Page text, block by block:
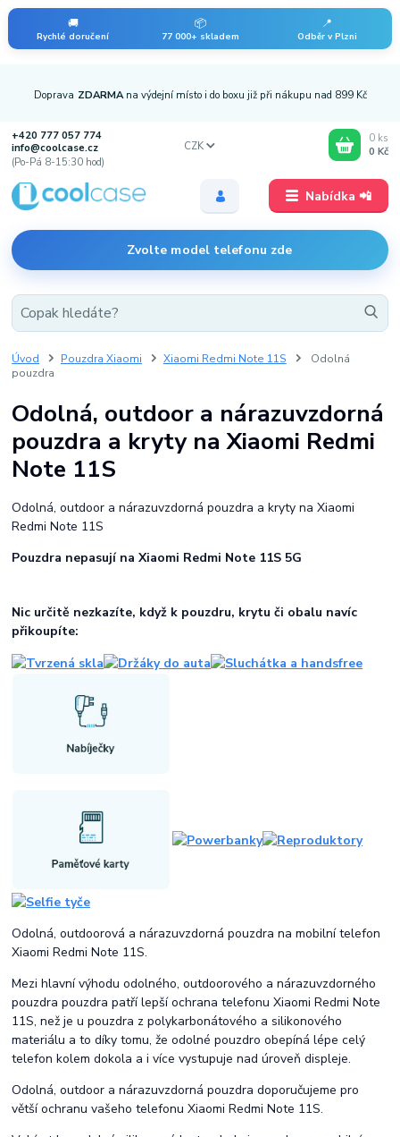
🚚
Rychlé doručení
📦
77 000+ skladem
📍
Odběr v Plzni
Nabídka 📲
Doprava ZDARMA na výdejní místo i do boxu již při nákupu nad 899 Kč
+420 777 057 774
info@coolcase.cz
(Po-Pá 8-15:30 hod)
Zvolte model telefonu zde
CZK
0 ks
0 Kč
Úvod Pouzdra Xiaomi Xiaomi Redmi Note 11S
Odolná
pouzdra
Odolná, outdoor a nárazuvzdorná
pouzdra a kryty na Xiaomi Redmi
Note 11S
Odolná, outdoor a nárazuvzdorná pouzdra a kryty na Xiaomi
Redmi Note 11S
Pouzdra nepasují na Xiaomi Redmi Note 11S 5G
Nic určitě nezkazíte, když k pouzdru, krytu či obalu navíc
přikoupíte:
Odolná, outdoorová a nárazuvzdorná pouzdra na mobilní telefon
Xiaomi Redmi Note 11S.
Mezi hlavní výhodu odolného, outdoorového a nárazuvzdorného
pouzdra pouzdra patří lepší ochrana telefonu Xiaomi Redmi Note
11S, než je u pouzdra z polykarbonátového a silikonového
materiálu a to díky tomu, že odolné pouzdro obepíná lépe celý
telefon kolem dokola a i více vystupuje nad úroveň displeje.
Odolná, outdoor a nárazuvzdorná pouzdra doporučujeme pro
větší ochranu vašeho telefonu Xiaomi Redmi Note 11S.